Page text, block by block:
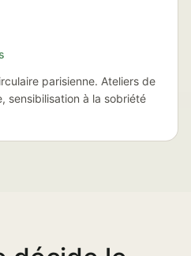
parisienne. Ateliers de
sensibilisation à la sobriété